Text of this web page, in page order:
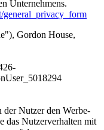
Unternehmens.
general_privacy_form
Gordon House,
der Nutzer den Werbe-
das Nutzerverhalten mit